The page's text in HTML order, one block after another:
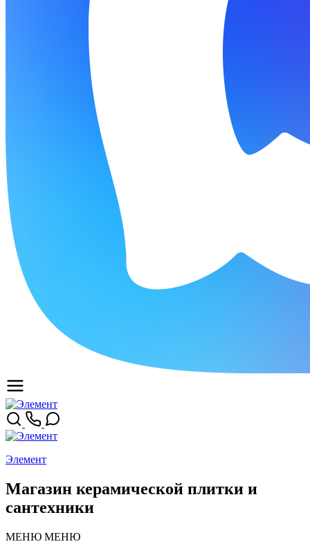
Элемент
Магазин керамической плитки и
сантехники
МЕНЮ МЕНЮ